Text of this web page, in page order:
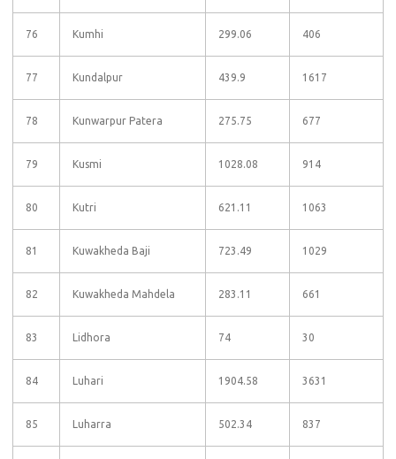
76 Kumhi 299.06 406
77 Kundalpur 439.9 1617
78 Kunwarpur Patera 275.75 677
79 Kusmi 1028.08 914
80 Kutri 621.11 1063
81 Kuwakheda Baji 723.49 1029
82 Kuwakheda Mahdela 283.11 661
83 Lidhora 74 30
84 Luhari 1904.58 3631
85 Luharra 502.34 837